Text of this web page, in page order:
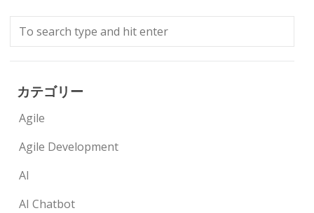
カテゴリー
Agile
Agile Development
AI
AI Chatbot